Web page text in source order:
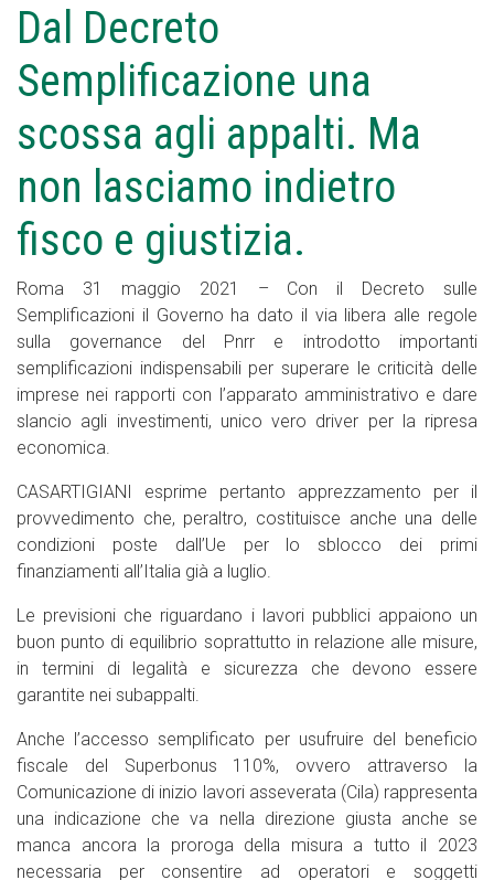
Dal Decreto
Semplificazione una
scossa agli appalti. Ma
non lasciamo indietro
fisco e giustizia.
Roma 31 maggio 2021 – Con il Decreto sulle
Semplificazioni il Governo ha dato il via libera alle regole
sulla governance del Pnrr e introdotto importanti
semplificazioni indispensabili per superare le criticità delle
imprese nei rapporti con l’apparato amministrativo e dare
slancio agli investimenti, unico vero driver per la ripresa
economica.
CASARTIGIANI esprime pertanto apprezzamento per il
provvedimento che, peraltro, costituisce anche una delle
condizioni poste dall’Ue per lo sblocco dei primi
finanziamenti all’Italia già a luglio.
Le previsioni che riguardano i lavori pubblici appaiono un
buon punto di equilibrio soprattutto in relazione alle misure,
in termini di legalità e sicurezza che devono essere
garantite nei subappalti.
Anche l’accesso semplificato per usufruire del beneficio
fiscale del Superbonus 110%, ovvero attraverso la
Comunicazione di inizio lavori asseverata (Cila) rappresenta
una indicazione che va nella direzione giusta anche se
manca ancora la proroga della misura a tutto il 2023
necessaria per consentire ad operatori e soggetti